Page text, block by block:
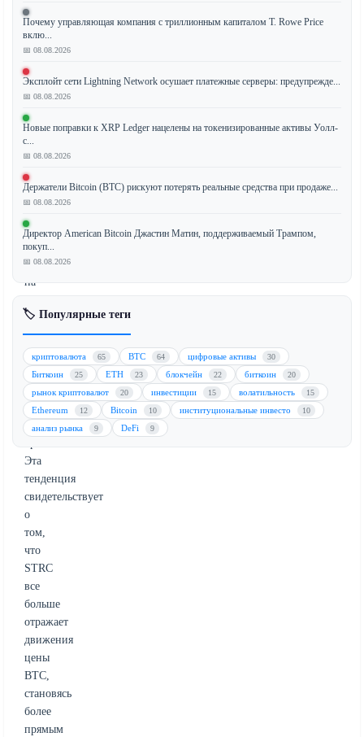
Акции
STRC
компании
Strategy,
генерирующие
доходность,
продемонстрировали
беспрецедентную
корреляцию
с
(BTC),
что
указывает
на
связи
между
финансовыми
показателями
компании
и
ведущей
Эта
тенденция
свидетельствует
о
том,
что
STRC
все
больше
отражает
движения
цены
BTC,
становясь
более
прямым
Почему управляющая компания с триллионным капиталом T. Rowe Price
вклю...
📅 08.08.2026
Эксплойт сети Lightning Network осушает платежные серверы: предупрежде...
📅 08.08.2026
Новые поправки к XRP Ledger нацелены на токенизированные активы Уолл-
с...
📅 08.08.2026
Держатели Bitcoin (BTC) рискуют потерять реальные средства при продаже...
📅 08.08.2026
Директор American Bitcoin Джастин Матин, поддерживаемый Трампом,
покуп...
📅 08.08.2026
🏷️ Популярные теги
криптовалюта 65 BTC 64 цифровые активы 30
Биткоин 25 ETH 23 блокчейн 22 биткоин 20
рынок криптовалют 20 инвестиции 15 волатильность 15
Ethereum 12 Bitcoin 10 институциональные инвесто 10
анализ рынка 9 DeFi 9